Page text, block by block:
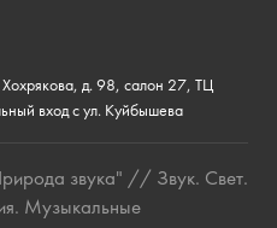
д. 98, салон 27, ТЦ
вход с ул. Куйбышева
звука" // Звук. Свет.
Музыкальные